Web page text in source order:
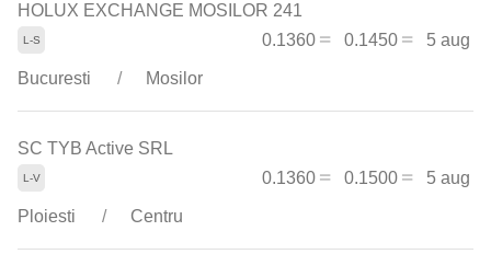
HOLUX EXCHANGE MOSILOR 241
Bucuresti Mosilor
0.1360 0.1450 5 aug
SC TYB Active SRL
Ploiesti Centru
0.1360 0.1500 5 aug